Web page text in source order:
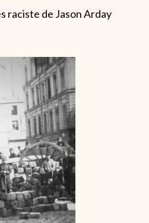
raciste de Jason Arday